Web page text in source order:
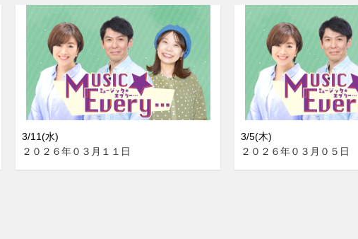
3/11(水)
２０２６年０３月１１日
3/5(木)
２０２６年０３月０５日